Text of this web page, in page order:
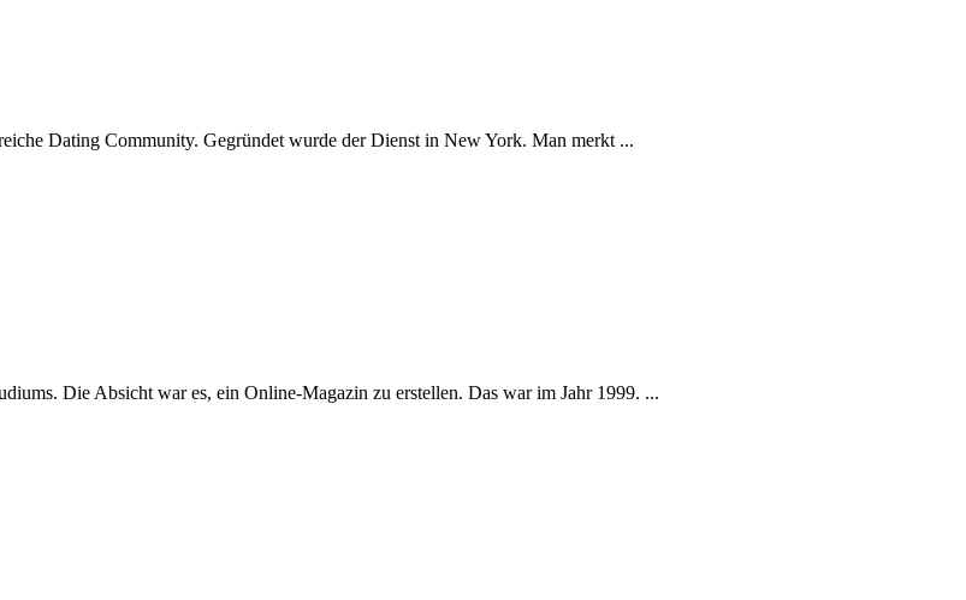
Dating Community. Gegründet wurde der Dienst in New York. Man merkt ...
Die Absicht war es, ein Online-Magazin zu erstellen. Das war im Jahr 1999. ...